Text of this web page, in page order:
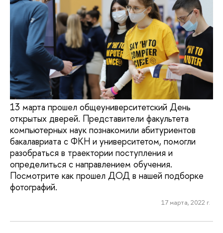
13 марта прошел общеуниверситетский День
открытых дверей. Представители факультета
компьютерных наук познакомили абитуриентов
бакалавриата с ФКН и университетом, помогли
разобраться в траектории поступления и
определиться с направлением обучения.
Посмотрите как прошел ДОД в нашей подборке
фотографий.
17 марта, 2022 г.